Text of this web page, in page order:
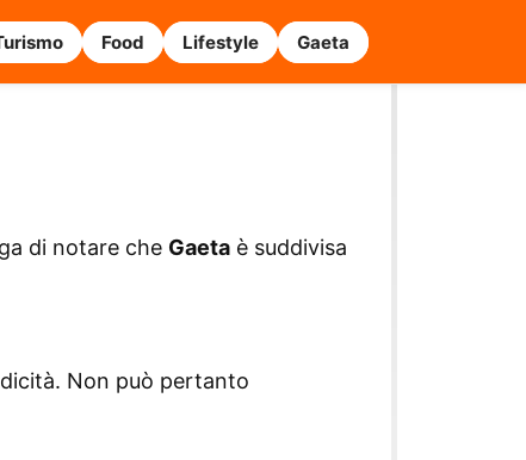
Food Lifestyle Gaeta
di notare che Gaeta è suddivisa
Non può pertanto